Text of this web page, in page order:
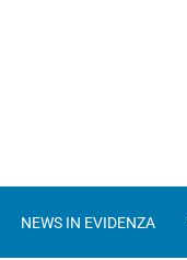
NEWS IN EVIDENZA